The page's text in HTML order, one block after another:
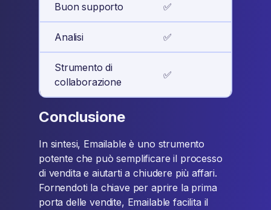
Buon supporto ✅
Analisi ✅
Strumento di
collaborazione
✅
Conclusione
In sintesi, Emailable è uno strumento
potente che può semplificare il processo
di vendita e aiutarti a chiudere più affari.
Fornendoti la chiave per aprire la prima
porta delle vendite, Emailable facilita il